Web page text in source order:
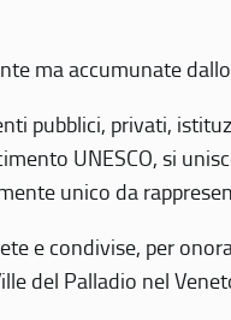
ma accumunate
pubblici, privati,
UNESCO, si
unico da
e condivise, per
del Palladio nel